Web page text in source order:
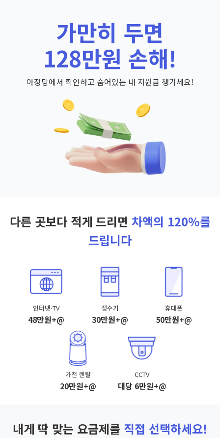
가만히 두면
128만원 손해!
아정당에서 확인하고 숨어있는 내 지원금 챙기세요!
다른 곳보다 적게 드리면 차액의 120%를
드립니다
인터넷·TV
48만원+@
정수기
30만원+@
휴대폰
50만원+@
가전 렌탈
20만원+@
CCTV
대당 6만원+@
내게 딱 맞는 요금제를 직접 선택하세요!